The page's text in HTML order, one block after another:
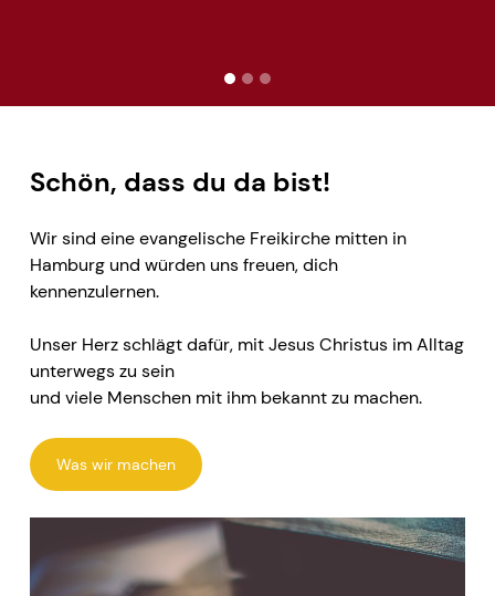
27.Juli-9.August
statt. Dienstagscafe und manche Kleingruppen finden
statt. Wir wünschen eine gesegnete Sommerzeit!
Schön, dass du da bist!
Wir sind eine evangelische Freikirche mitten in
Hamburg und würden uns freuen, dich
kennenzulernen.
Unser Herz schlägt dafür, mit Jesus Christus im Alltag
unterwegs zu sein
und viele Menschen mit ihm bekannt zu machen.
Was wir machen